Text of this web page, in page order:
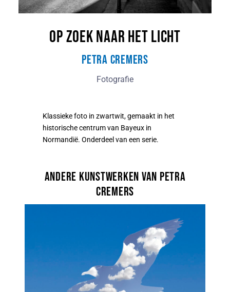
Op zoek naar het licht
Petra Cremers
Fotografie
Klassieke foto in zwartwit, gemaakt in het
historische centrum van Bayeux in
Normandië. Onderdeel van een serie.
Andere kunstwerken van Petra
Cremers